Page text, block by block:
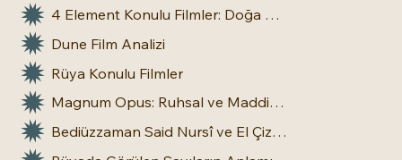
4 Element Konulu Filmler: Doğa Üstü Güçler
Dune Film Analizi
Rüya Konulu Filmler
Magnum Opus: Ruhsal ve Maddi Dönüşümün Büyük Eseri
Bediüzzaman Said Nursî ve El Çizgileri: İnsan Doğasına Dair Bir Bakış